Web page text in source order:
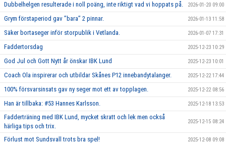
Dubbelhelgen resulterade i noll poäng, inte riktigt vad vi hoppats på. 2026-01-20 09:00
Grym förstaperiod gav ’’bara’’ 2 pinnar. 2026-01-13 11:58
Säker bortaseger inför storpublik i Vetlanda. 2026-01-07 17:31
Faddertorsdag 2025-12-23 10:29
God Jul och Gott Nytt år önskar IBK Lund 2025-12-23 10:01
Coach Ola inspirerar och utbildar Skånes P12 innebandytalanger. 2025-12-22 17:44
100% försvarsinsats gav ny seger mot ett av topplagen. 2025-12-22 08:56
Han är tillbaka: #53 Hannes Karlsson. 2025-12-18 13:53
Fadderträning med IBK Lund, mycket skratt och lek men också
härliga tips och trix.
2025-12-15 08:24
Förlust mot Sundsvall trots bra spel! 2025-12-08 09:08